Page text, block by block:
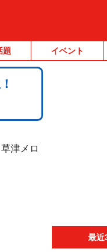
題 イベント
津メロ
最近